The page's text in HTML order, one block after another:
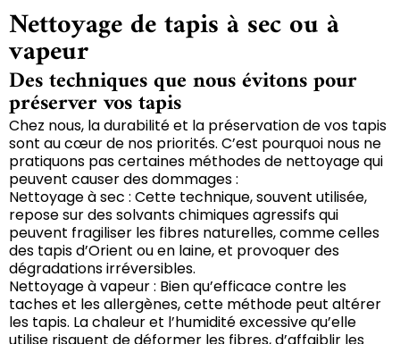
Nettoyage de tapis à sec ou à
vapeur
Des techniques que nous évitons pour
préserver vos tapis
Chez nous, la durabilité et la préservation de vos tapis
sont au cœur de nos priorités. C’est pourquoi nous ne
pratiquons pas certaines méthodes de nettoyage qui
peuvent causer des dommages :
Nettoyage à sec : Cette technique, souvent utilisée,
repose sur des solvants chimiques agressifs qui
peuvent fragiliser les fibres naturelles, comme celles
des tapis d’Orient ou en laine, et provoquer des
dégradations irréversibles.
Nettoyage à vapeur : Bien qu’efficace contre les
taches et les allergènes, cette méthode peut altérer
les tapis. La chaleur et l’humidité excessive qu’elle
utilise risquent de déformer les fibres, d’affaiblir les